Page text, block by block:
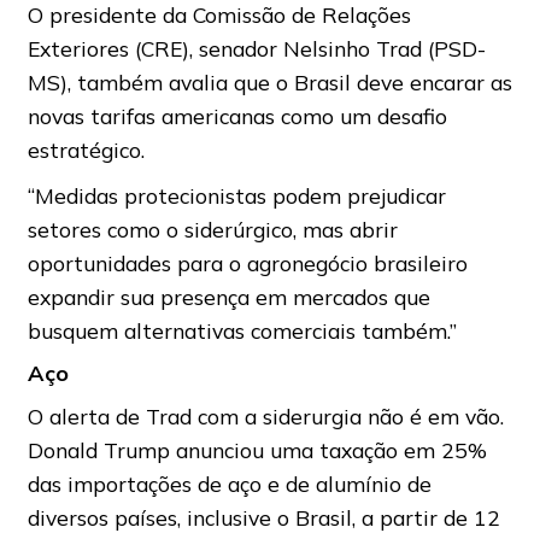
O presidente da Comissão de Relações
Exteriores (CRE), senador Nelsinho Trad (PSD-
MS), também avalia que o Brasil deve encarar as
novas tarifas americanas como um desafio
estratégico.
“Medidas protecionistas podem prejudicar
setores como o siderúrgico, mas abrir
oportunidades para o agronegócio brasileiro
expandir sua presença em mercados que
busquem alternativas comerciais também.”
Aço
O alerta de Trad com a siderurgia não é em vão.
Donald Trump anunciou uma taxação em 25%
das importações de aço e de alumínio de
diversos países, inclusive o Brasil, a partir de 12